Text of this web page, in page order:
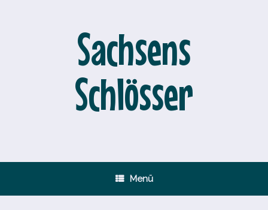
Sachsens
Schlösser
Menü